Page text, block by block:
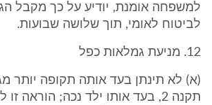
למשפחה אומנת, יודיע על כך מקבל
לביטוח לאומי, תוך שלושה שבועות.
12. מניעת גמלאות כפל
(א) לא תינתן בעד אותה תקופה יותר
תקנה 2, בעד אותו ילד נכה; הוראה